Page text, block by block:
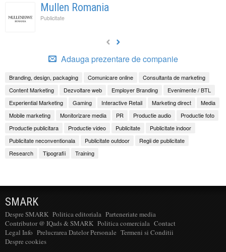
Mullen Romania
Publicitate
Adauga prezentare de companie
Branding, design, packaging Comunicare online
Consultanta de marketing
Content Marketing
Dezvoltare web Employer Branding
Evenimente / BTL
Experiential Marketing
Gaming Interactive Retail Marketing direct
Media
Mobile marketing
Monitorizare media PR Productie audio
Productie foto
Productie publicitara
Productie video Publicitate
Publicitate indoor
Publicitate neconventionala
Publicitate outdoor
Regii de publicitate
Research
Tipografii Training
SMARK
Despre SMARK Politica editoriala Parteneriate media
Contributor @ IQads & SMARK Politica comerciala Contact
Legal Info Prelucrarea Datelor Personale Termeni si Conditii
Despre cookies